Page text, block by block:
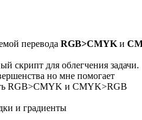
перевода RGB>CMYK и
скрипт для облегчения задачи.
но мне помогает
RGB>CMYK и CMYK>RGB
и градиенты